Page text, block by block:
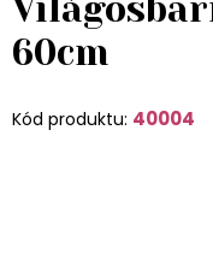
60cm
Kód produktu: 40004